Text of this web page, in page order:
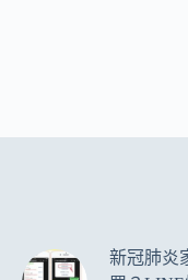
新冠肺炎